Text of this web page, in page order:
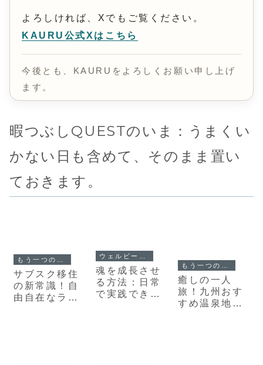
よろしければ、Xでもご覧ください。
KAURU公式Xはこちら
今後とも、KAURUをよろしくお願い申し上げ
ます。
暇つぶしQUESTのいま：うまくい
かない日も含めて、そのまま置い
ておきます。
サブスク移住
の新常識！自
由自在なライ
魂を成長させ
る方法：日常
で実践できる
癒しの一人
旅！九州おす
すめ温泉地と